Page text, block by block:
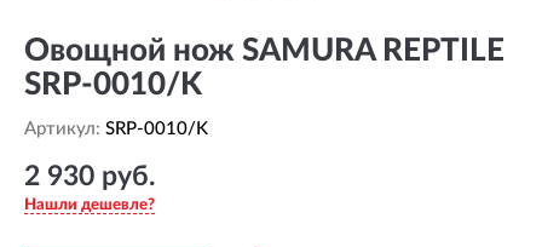
Овощной нож SAMURA REPTILE
SRP-0010/K
Артикул: SRP-0010/K
2 930 руб.
Нашли дешевле?